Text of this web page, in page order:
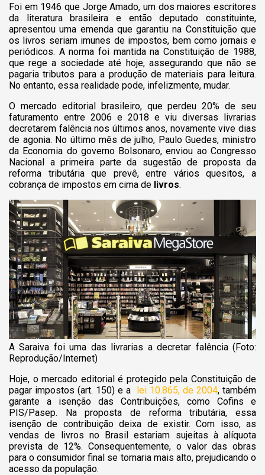
Foi em 1946 que Jorge Amado, um dos maiores escritores
da literatura brasileira e então deputado constituinte,
apresentou uma emenda que garantiu na Constituição que
os livros seriam imunes de impostos, bem como jornais e
periódicos. A norma foi mantida na Constituição de 1988,
que rege a sociedade até hoje, assegurando que não se
pagaria tributos para a produção demateriais para leitura.
No entanto, essa realidade pode, infelizmente, mudar.
O mercado editorial brasileiro, que perdeu 20% de seu
faturamento entre 2006 e 2018 e viu diversas livrarias
decretarem falência nos últimos anos, novamente vive dias
de agonia. No último mês de julho, Paulo Guedes, ministro
da Economia do governo Bolsonaro, enviou ao Congresso
Nacional a primeira parte da sugestão de proposta da
reforma tributária que prevê, entre vários quesitos, a
cobrança de impostos em cima de livros.
A Saraiva foi uma das livrarias a decretar falência (Foto:
Reprodução/Internet)
Hoje, o mercado editorial é protegido pela Constituição de
pagar impostos (art. 150) e a lei 10.865, de 2004, também
garante a isenção das Contribuições, como Cofins e
PIS/Pasep. Na proposta de reforma tributária, essa
isenção de contribuição deixa de existir. Com isso, as
vendas de livros no Brasil estariam sujeitas à alíquota
prevista de 12%. Consequentemente, o valor das obras
para o consumidor final se tornaria mais alto, prejudicando o
acesso da população.